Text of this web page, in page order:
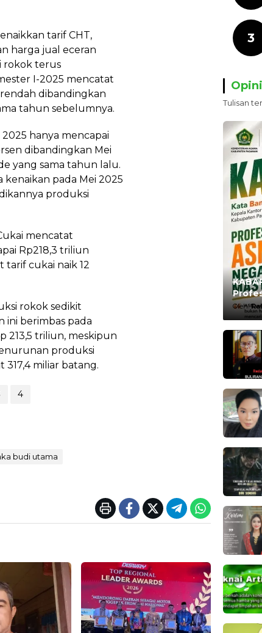
tarif CHT,
harga jual eceran
rokok terus
I-2025 mencatat
dibandingkan
tahun sebelumnya.
hanya mencapai
dibandingkan Mei
yang sama tahun lalu.
pada Mei 2025
produksi
mencatat
Rp218,3 triliun
tarif cukai naik 12
rokok sedikit
ini berimbas pada
213,5 triliun, meskipun
produksi
miliar batang.
4
budi utama
3
Opini
Tulisan
Oleh: